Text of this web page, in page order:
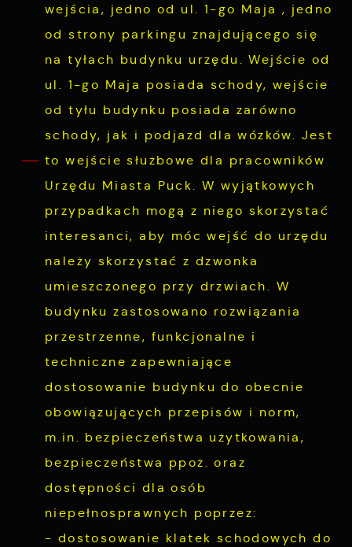
wejścia, jedno od ul. 1-go Maja , jedno
od strony parkingu znajdującego się
na tyłach budynku urzędu. Wejście od
ul. 1-go Maja posiada schody, wejście
od tyłu budynku posiada zarówno
schody, jak i podjazd dla wózków. Jest
to wejście służbowe dla pracowników
Urzędu Miasta Puck. W wyjątkowych
przypadkach mogą z niego skorzystać
interesanci, aby móc wejść do urzędu
należy skorzystać z dzwonka
umieszczonego przy drzwiach. W
budynku zastosowano rozwiązania
przestrzenne, funkcjonalne i
techniczne zapewniające
dostosowanie budynku do obecnie
obowiązujących przepisów i norm,
m.in. bezpieczeństwa użytkowania,
bezpieczeństwa ppoż. oraz
dostępności dla osób
niepełnosprawnych poprzez:
- dostosowanie klatek schodowych do